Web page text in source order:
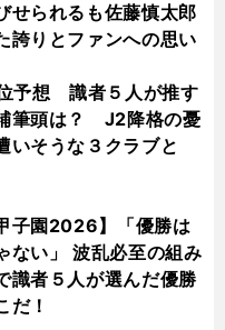
せられるも佐藤慎太郎
誇りとファンへの思い
予想 識者５人が推す
筆頭は？ J2降格の憂
いそうな３クラブと
子園2026】「優勝は
ない」 波乱必至の組み
識者５人が選んだ優勝
だ！